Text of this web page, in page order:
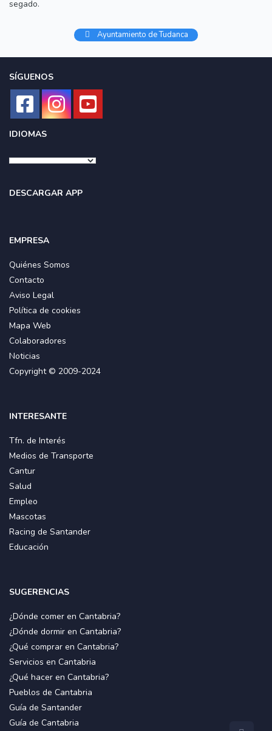
segado.
Ayuntamiento de Tudanca
SÍGUENOS
IDIOMAS
DESCARGAR APP
EMPRESA
Quiénes Somos
Contacto
Aviso Legal
Política de cookies
Mapa Web
Colaboradores
Noticias
Copyright © 2009-2024
INTERESANTE
Tfn. de Interés
Medios de Transporte
Cantur
Salud
Empleo
Mascotas
Racing de Santander
Educación
SUGERENCIAS
¿Dónde comer en Cantabria?
¿Dónde dormir en Cantabria?
¿Qué comprar en Cantabria?
Servicios en Cantabria
¿Qué hacer en Cantabria?
Pueblos de Cantabria
Guía de Santander
Guía de Cantabria